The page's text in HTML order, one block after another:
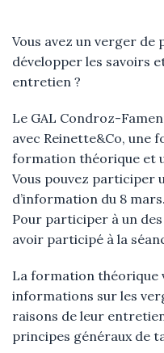
Élément
Texte
Vous avez un verger de
développer les savoirs
entretien ?
Le GAL Condroz-
avec Reinette&Co, une
formation théorique et
Vous pouvez participer
d’information du 8 mars.
Pour participer à un
avoir participé à la
La formation théorique
informations sur les
raisons de leur
principes généraux de